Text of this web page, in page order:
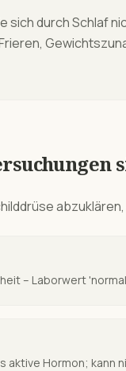
sich durch Schlaf
– Laborwert
aktive Hormon; kann